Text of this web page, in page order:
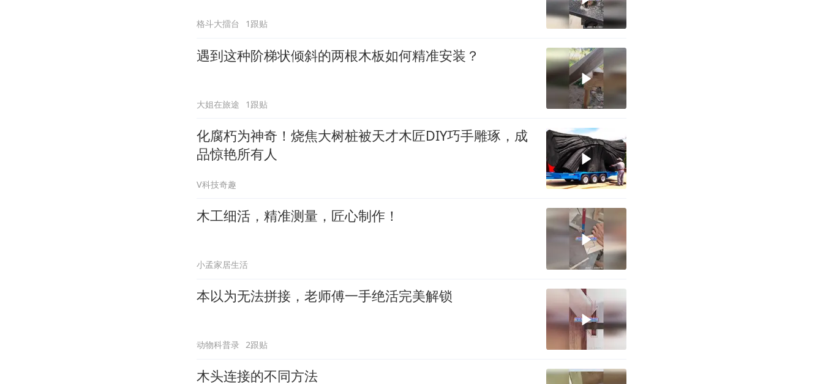
格斗大擂台 1跟贴
遇到这种阶梯状倾斜的两根木板如何精准安装？
大姐在旅途 1跟贴
化腐朽为神奇！烧焦大树桩被天才木匠DIY巧手雕琢，成
品惊艳所有人
V科技奇趣
木工细活，精准测量，匠心制作！
小孟家居生活
本以为无法拼接，老师傅一手绝活完美解锁
动物科普录 2跟贴
木头连接的不同方法